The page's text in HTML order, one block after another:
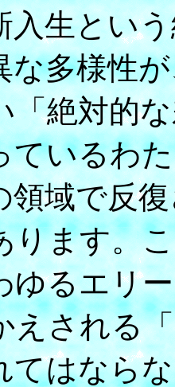
生という
な多様性
「絶対的
ているわ
領域で反
ります。
ゆるエリ
えされる
てはなら